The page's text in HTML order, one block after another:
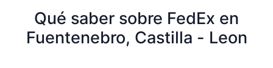
Qué saber sobre FedEx en
Fuentenebro, Castilla - Leon